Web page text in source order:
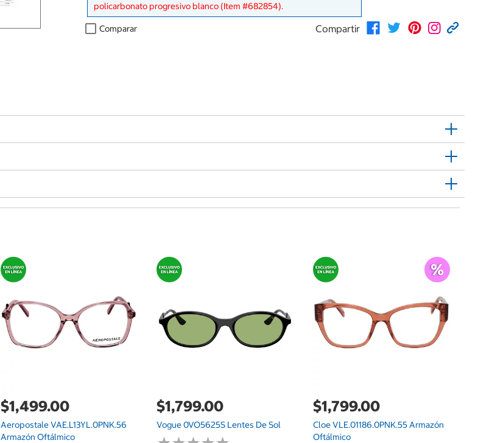
policarbonato progresivo blanco (Item #682854).
Comparar Compartir
$1,499.00
Aeropostale VAE.L13YL.0PNK.56
Armazón Oftálmico
$1,799.00
Vogue 0VO5625S Lentes De Sol
$1,799.00
Cloe VLE.01186.0PNK.55 Armazón
Oftálmico